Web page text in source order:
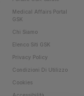
Medical Affairs Portal
GSK
Chi Siamo
Elenco Siti GSK
Privacy Policy
Condizioni Di Utilizzo
Cookies